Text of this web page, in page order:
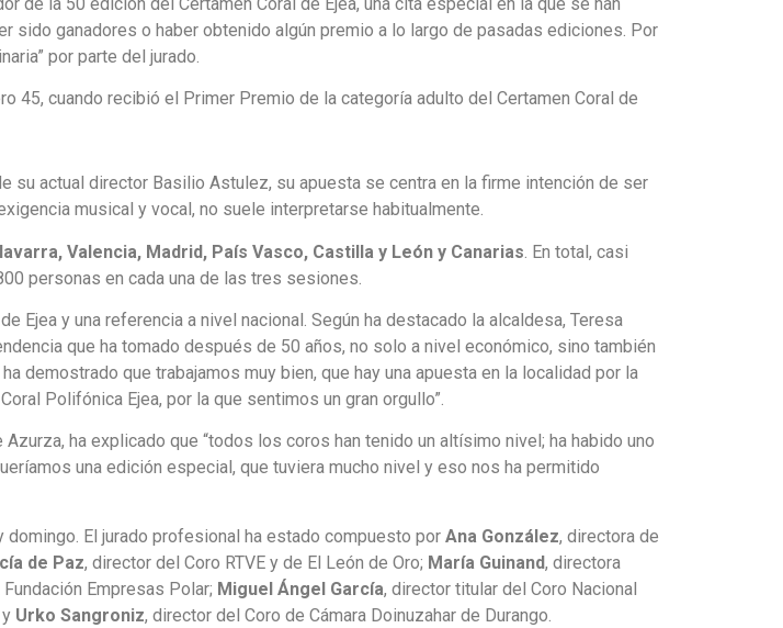
sido ganadores o haber obtenido algún premio a lo largo de pasadas ediciones. Por
por parte del jurado.
45, cuando recibió el Primer Premio de la categoría adulto del Certamen Coral de
su actual director Basilio Astulez, su apuesta se centra en la firme intención de ser
musical y vocal, no suele interpretarse habitualmente.
Valencia, Madrid, País Vasco, Castilla y León y Canarias . En total, casi
personas en cada una de las tres sesiones.
Ejea y una referencia a nivel nacional. Según ha destacado la alcaldesa, Teresa
que ha tomado después de 50 años, no solo a nivel económico, sino también
demostrado que trabajamos muy bien, que hay una apuesta en la localidad por la
Polifónica Ejea, por la que sentimos un gran orgullo”.
ha explicado que “todos los coros han tenido un altísimo nivel; ha habido uno
una edición especial, que tuviera mucho nivel y eso nos ha permitido
El jurado profesional ha estado compuesto por Ana González, directora de
de Paz, director del Coro RTVE y de El León de Oro; María Guinand, directora
Empresas Polar; Miguel Ángel García, director titular del Coro Nacional
Urko Sangroniz, director del Coro de Cámara Doinuzahar de Durango.